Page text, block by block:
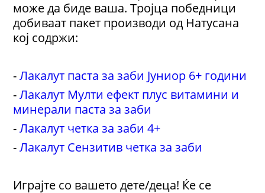
може да биде ваша. Тројца победници
добиваат пакет производи од Натусана
кој содржи:
-Лакалут паста за заби Јуниор 6+ години
-Лакалут Мулти ефект плус витамини и
минерали паста за заби
-Лакалут четка за заби 4+
-Лакалут Сензитив четка за заби
Играјте со вашето дете/деца! Ќе се